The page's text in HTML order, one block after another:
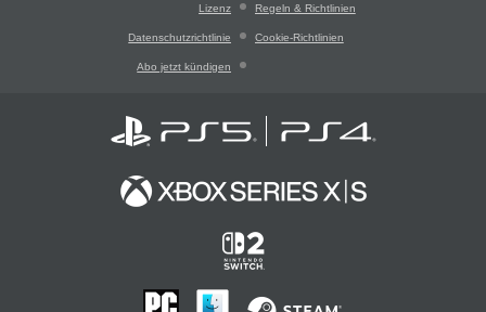
Lizenz Regeln & Richtlinien
Datenschutzrichtlinie Cookie-Richtlinien
Abo jetzt kündigen